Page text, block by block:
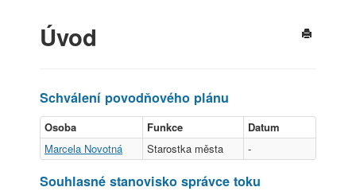
Úvod
Schválení povodňového plánu
Osoba Funkce
Datum
Marcela Novotná
Starostka města -
Souhlasné stanovisko správce toku